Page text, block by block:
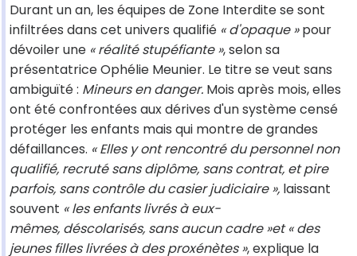
Durant un an, les équipes de Zone Interdite se sont
infiltrées dans cet univers qualifié « d'opaque »pour
dévoiler une « réalité stupéfiante », selon sa
présentatrice Ophélie Meunier. Le titre se veut sans
ambiguïté : Mineurs en danger. Mois après mois, elles
ont été confrontées aux dérives d'un système censé
protéger les enfants mais qui montre de grandes
défaillances. « Elles y ont rencontré du personnel non
qualifié, recruté sans diplôme, sans contrat, et pire
parfois, sans contrôle du casier judiciaire », laissant
souvent « les enfants livrés à eux-
mêmes, déscolarisés, sans aucun cadre »et « des
jeunes filles livrées à des proxénètes », explique la